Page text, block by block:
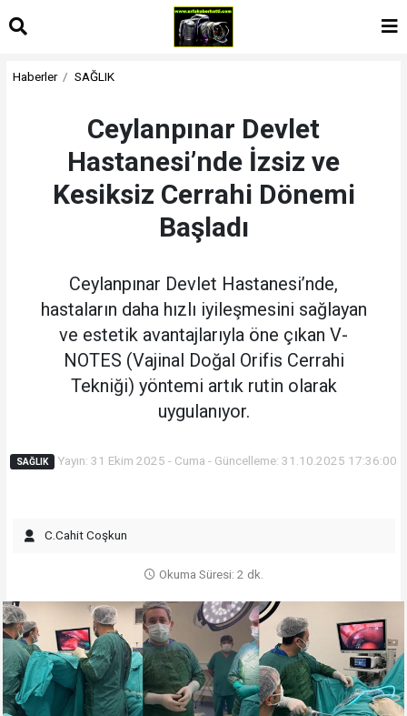
Haberler SAĞLIK
Ceylanpınar Devlet
Hastanesi’nde İzsiz ve
Kesiksiz Cerrahi Dönemi
Başladı
Ceylanpınar Devlet Hastanesi’nde,
hastaların daha hızlı iyileşmesini sağlayan
ve estetik avantajlarıyla öne çıkan V-
NOTES (Vajinal Doğal Orifis Cerrahi
Tekniği) yöntemi artık rutin olarak
uygulanıyor.
SAĞLIK Yayın: 31 Ekim 2025 - Cuma - Güncelleme: 31.10.2025 17:36:00
C.Cahit Coşkun
Okuma Süresi: 2 dk.